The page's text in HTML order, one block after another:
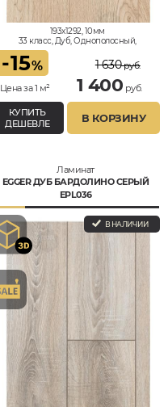
193x1292, 10мм
33 класс, Дуб, Однополосный,
-15%
Цена за 1 м²
1 630руб.
1 400 руб.
КУПИТЬ
ДЕШЕВЛЕ
В КОРЗИНУ
Ламинат
EGGER ДУБ БАРДОЛИНО СЕРЫЙ
EPL036
В НАЛИЧИИ